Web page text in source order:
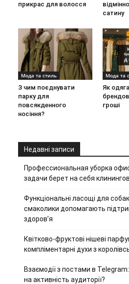
прикрас для волосся
сатину
Мода та стиль
З чим поєднувати
парку для
повсякденного
носіння?
Мода та
Як
гроші
Недавні записи
Профессиональная уборка
задачи берет на себя
Функціональні ласощі для
смаколики допомагають
здоров’я
Квітково-фруктові нішеві
компліментарні духи з
Взаємодії з постами в
на активність аудиторії?